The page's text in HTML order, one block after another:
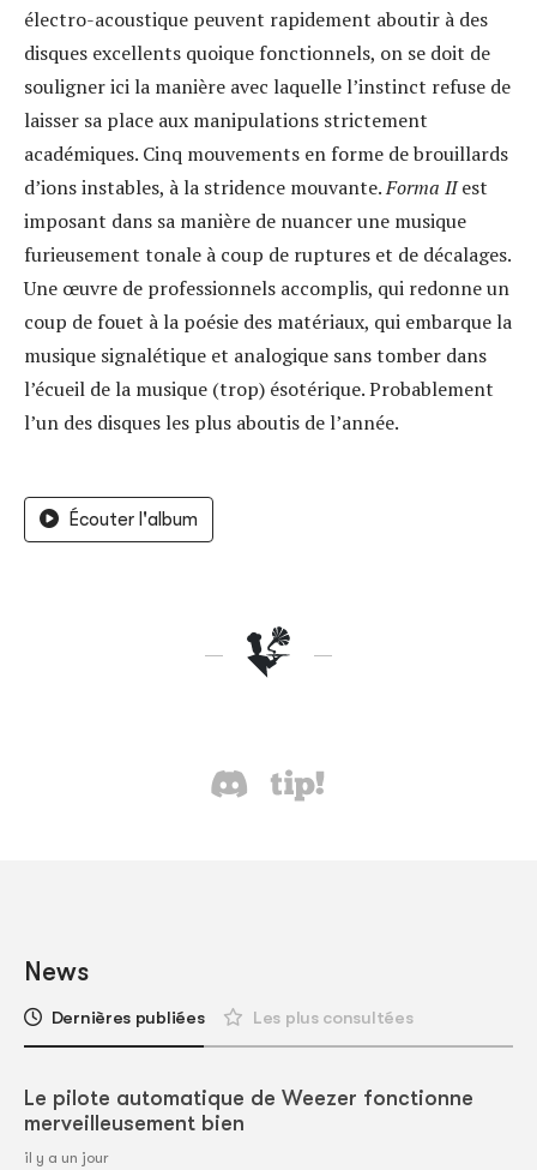
électro-acoustique peuvent rapidement aboutir à des
disques excellents quoique fonctionnels, on se doit de
souligner ici la manière avec laquelle l’instinct refuse de
laisser sa place aux manipulations strictement
académiques. Cinq mouvements en forme de brouillards
d’ions instables, à la stridence mouvante.Forma IIest
imposant dans sa manière de nuancer une musique
furieusement tonale à coup de ruptures et de décalages.
Une œuvre de professionnels accomplis, qui redonne un
coup de fouet à la poésie des matériaux, qui embarque la
musique signalétique et analogique sans tomber dans
l’écueil de la musique (trop) ésotérique. Probablement
l’un des disques les plus aboutis de l’année.
Écouter l'album
News
Dernières publiées Les plus consultées
Le pilote automatique de Weezer fonctionne
merveilleusement bien
il y a un jour